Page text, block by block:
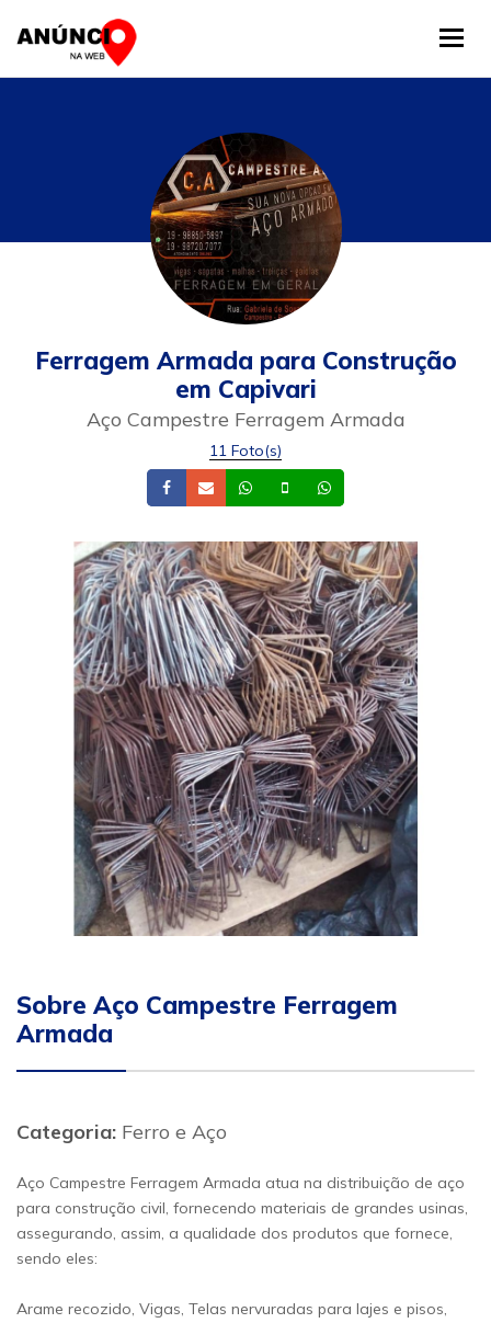
Ferragem Armada para Construção
em Capivari
Aço Campestre Ferragem Armada
11 Foto(s)
Facebook
Email WhatsappCelular
Sobre Aço Campestre Ferragem
Armada
Categoria: Ferro e Aço
Aço Campestre Ferragem Armada atua na distribuição de aço
para construção civil, fornecendo materiais de grandes usinas,
assegurando, assim, a qualidade dos produtos que fornece,
sendo eles:
Arame recozido, Vigas, Telas nervuradas para lajes e pisos,